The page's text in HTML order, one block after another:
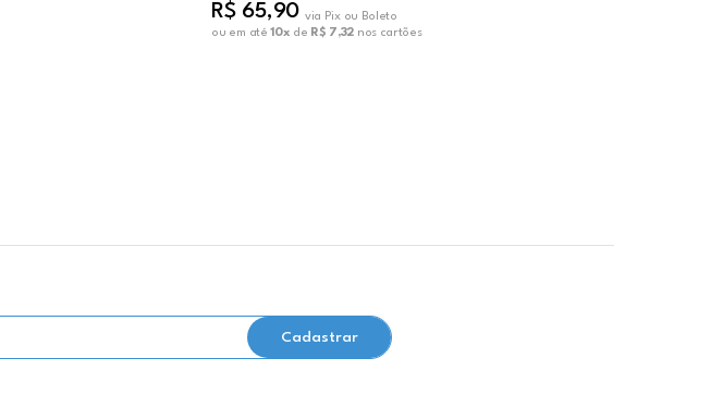
R$ 65,90 via Pix ou Boleto
ou em até10x de R$ 7,32 nos cartões
Cadastrar